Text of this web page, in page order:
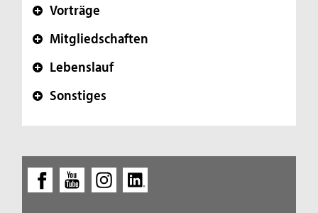
+ Vorträge
+ Mitgliedschaften
+ Lebenslauf
+ Sonstiges